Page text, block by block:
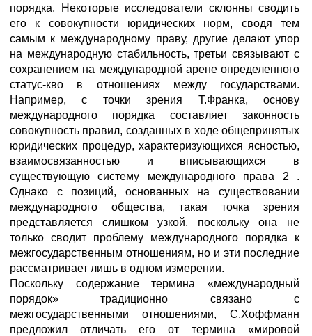
порядка. Некоторые исследователи склонны сводить
его к совокупности юридических норм, сводя тем
самым к международному праву, другие делают упор
на международную стабильность, третьи связывают с
сохранением на международной арене определенного
статус-кво в отношениях между государствами.
Например, с точки зрения Т.Франка, основу
международного порядка составляет законность
совокупность правил, созданных в ходе общепринятых
юридических процедур, характеризующихся ясностью,
взаимосвязанностью и вписывающихся в
существующую систему международного права 2 .
Однако с позиций, основанных на существовании
международного общества, такая точка зрения
представляется слишком узкой, поскольку она не
только сводит проблему международного порядка к
межгосударственным отношениям, но и эти последние
рассматривает лишь в одном измерении.
Поскольку содержание термина «международный
порядок» традиционно связано с
межгосударственными отношениями, С.Хоффманн
предложил отличать его от термина «мировой